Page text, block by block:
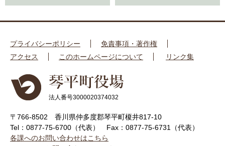
プライバシーポリシー
免責事項・著作権
アクセス
このホームページについて リンク集
法人番号3000020374032
〒766-8502 香川県仲多度郡琴平町榎井817-10
Tel：0877-75-6700（代表）
Fax：0877-75-6731（代表）
各課へのお問い合わせはこちら